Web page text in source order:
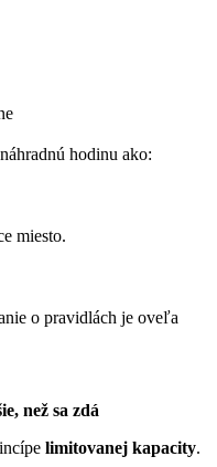
hodinu ako:
miesto.
o pravidlách je oveľa
než sa zdá
limitovanej kapacity.